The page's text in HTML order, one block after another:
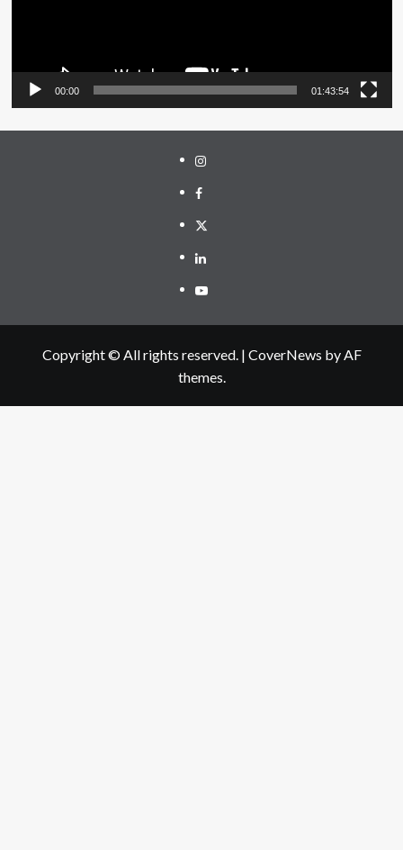
00:00 01:43:54
Instagram
Facebook
Twitter
Linkedin
Youtube
Copyright © All rights reserved. | CoverNews by AF
themes.